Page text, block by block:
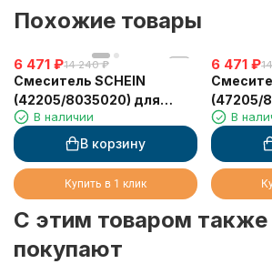
Похожие товары
6 471 ₽14 240 ₽
Смеситель SCHEIN
(42205/8035020) для
ванныВ наличии
В корзину
Купить в 1 клик
6 471 ₽
(47205/
ванны
В
C этим товаром также
покупают